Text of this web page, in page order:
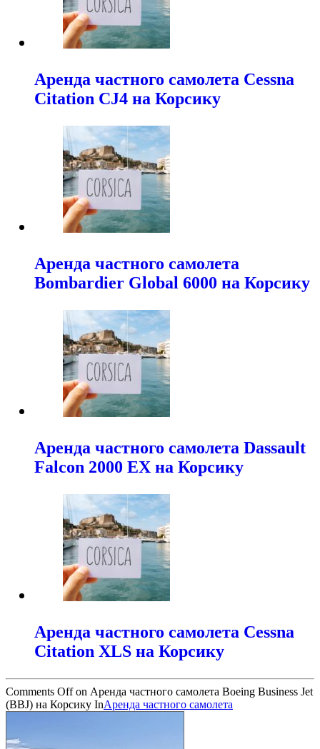
Аренда частного самолета Cessna
Citation CJ4 на Корсику
Аренда частного самолета
Bombardier Global 6000 на Корсику
Аренда частного самолета Dassault
Falcon 2000 EX на Корсику
Аренда частного самолета Cessna
Citation XLS на Корсику
Comments Offon Аренда частного самолета Boeing Business Jet
(BBJ) на Корсику InАренда частного самолета